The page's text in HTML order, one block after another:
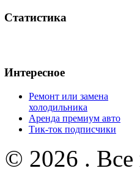
Статистика
Интересное
Ремонт или замена
холодильника
Аренда премиум авто
Тик-ток подписчики
© 2026 .